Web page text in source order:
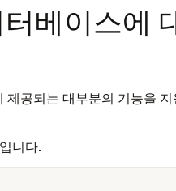
베이스에
공되는 대부분의 기능을
니다.